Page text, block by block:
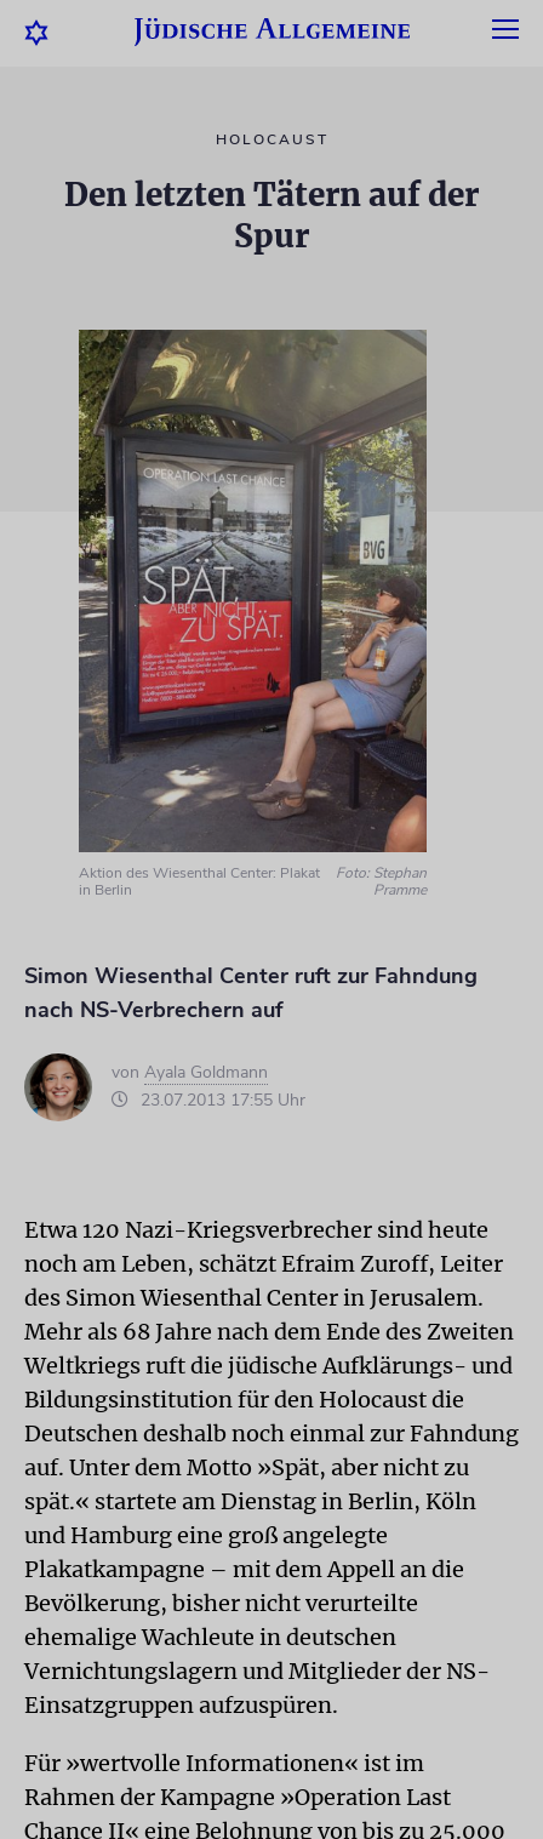
HOLOCAUST
Den letzten Tätern auf der
Spur
Aktion des Wiesenthal Center: Plakat
in Berlin
Foto: Stephan
Pramme
Simon Wiesenthal Center ruft zur Fahndung
nach NS-Verbrechern auf
von Ayala Goldmann
23.07.2013 17:55 Uhr
Etwa 120 Nazi-Kriegsverbrecher sind heute
noch am Leben, schätzt Efraim Zuroff, Leiter
des Simon Wiesenthal Center in Jerusalem.
Mehr als 68 Jahre nach dem Ende des Zweiten
Weltkriegs ruft die jüdische Aufklärungs- und
Bildungsinstitution für den Holocaust die
Deutschen deshalb noch einmal zur Fahndung
auf. Unter dem Motto »Spät, aber nicht zu
spät.« startete am Dienstag in Berlin, Köln
und Hamburg eine groß angelegte
Plakatkampagne – mit dem Appell an die
Bevölkerung, bisher nicht verurteilte
ehemalige Wachleute in deutschen
Vernichtungslagern und Mitglieder der NS-
Einsatzgruppen aufzuspüren.
Für »wertvolle Informationen« ist im
Rahmen der Kampagne »Operation Last
Chance II« eine Belohnung von bis zu 25.000